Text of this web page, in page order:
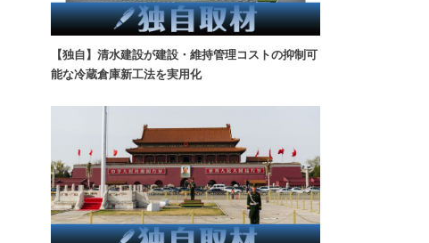
【独自】清水建設が建設・維持管理コストの抑制可
能な冷蔵倉庫新工法を実用化